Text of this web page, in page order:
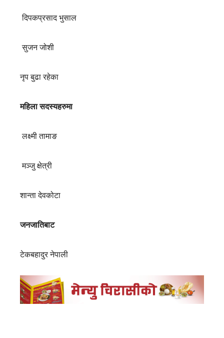
दिपकप्रसाद भुसाल
सुजन जोशी
नृप बुढा रहेका
महिला सदस्यहरुमा
लक्ष्मी तामाङ
मञ्जु क्षेत्री
शान्ता देवकोटा
जनजातिबाट
टेकबहादुर नेपाली